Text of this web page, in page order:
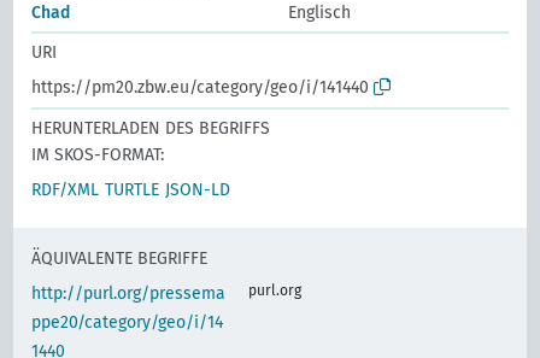
Chad
Englisch
URI
https://pm20.zbw.eu/category/geo/i/141440
HERUNTERLADEN DES BEGRIFFS
IM SKOS-FORMAT:
RDF/XML TURTLE JSON-LD
ÄQUIVALENTE BEGRIFFE
http://purl.org/pressema
ppe20/category/geo/i/14
1440
purl.org